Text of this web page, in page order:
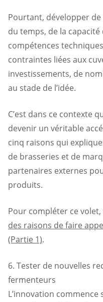
Pourtant, développer
du temps, de la
compétences
contraintes liées aux
investissements, de
au stade de l’idée.
C’est dans ce contexte
devenir un véritable
cinq raisons qui
de brasseries et de
partenaires externes
produits.
Pour compléter ce
des raisons de faire
(Partie 1).
6. Tester de nouvelles
fermenteurs
L’innovation